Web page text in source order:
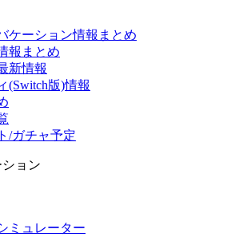
ケーション情報まとめ
報まとめ
新情報
(Switch版)情報
/ガチャ予定
ョン
ミュレーター